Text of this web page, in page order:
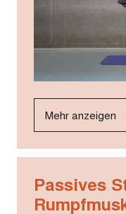
Mehr anzeigen
Passives